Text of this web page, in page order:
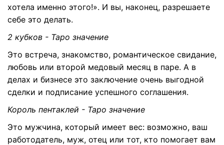
хотела именно этого!». И вы, наконец, разрешаете
себе это делать.
2 кубков - Таро значение
Это встреча, знакомство, романтическое свидание,
любовь или второй медовый месяц в паре. А в
делах и бизнесе это заключение очень выгодной
сделки и подписание успешного соглашения.
Король пентаклей - Таро значение
Это мужчина, который имеет вес: возможно, ваш
работодатель, муж, отец или тот, кто помогает вам